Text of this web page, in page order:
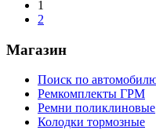
1
2
Магазин
Поиск по
Ремкомплекты ГРМ
Ремни поликлиновые
Колодки тормозные